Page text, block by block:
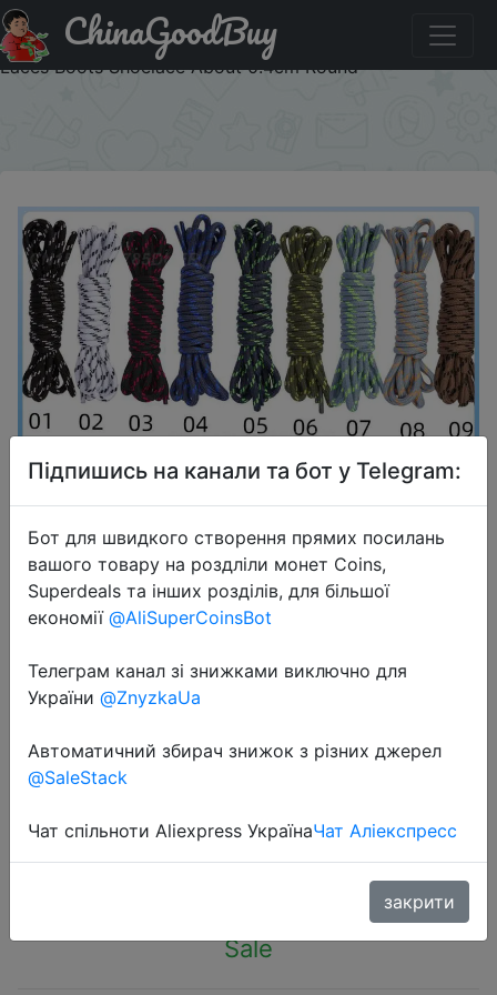
Купити на розпродажі Polyester Yarn Round Laces
Sports Shoes Shoe Accessories No Bombs Hiking Shoe
Laces Boots Shoelace About 0.4cm Round
ChinaGoodBuy
Polyester Yarn Round Laces Sports
Shoes Shoe Accessories No Bombs
Hiking Shoe Laces Boots Shoelace
About 0.4cm Round
$0.26
Sale
Підпишись на канали та бот у Telegram:
Бот для швидкого створення прямих посилань
вашого товару на роздліли монет Coins,
Superdeals та інших розділів, для більшої
економії @AliSuperCoinsBot
Телеграм канал зі знижками виключно для
України @ZnyzkaUa
Автоматичний збирач знижок з різних джерел
@SaleStack
Чат спільноти Aliexpress УкраїнаЧат Аліекспресс
закрити